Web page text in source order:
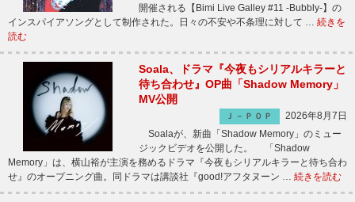
開催される【Bimi Live Galley #11 -Bubbly-】の
インスパイアソングとして制作された。日々の不安や不条理に対して … 続きを
読む
Soala、ドラマ『今夜もシリアルキラーと
待ち合わせ』OP曲「Shadow Memory」
MV公開
Ｊ－ＰＯＰ
2026年8月7日
Soalaが、新曲「Shadow Memory」のミュー
ジックビデオを公開した。 「Shadow
Memory」は、横山裕が主演を務めるドラマ『今夜もシリアルキラーと待ち合わ
せ』のオープニング曲。同ドラマは講談社『good!アフタヌーン … 続きを読む